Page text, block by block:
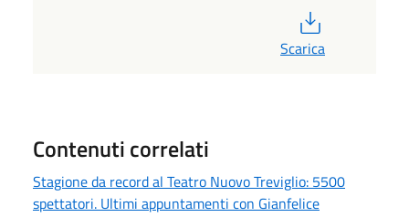
Scarica
Contenuti correlati
Stagione da record al Teatro Nuovo Treviglio: 5500
spettatori. Ultimi appuntamenti con Gianfelice